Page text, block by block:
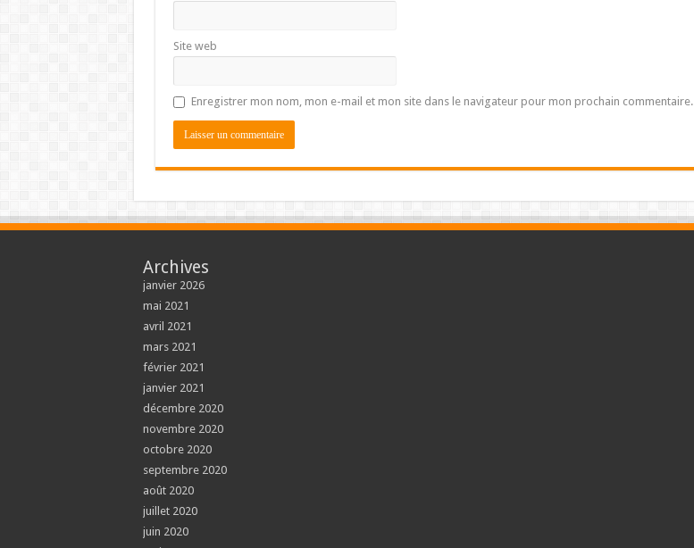
Site web
Enregistrer mon nom, mon e-mail et mon site dans le navigateur pour mon prochain commentaire.
Archives
janvier 2026
mai 2021
avril 2021
mars 2021
février 2021
janvier 2021
décembre 2020
novembre 2020
octobre 2020
septembre 2020
août 2020
juillet 2020
juin 2020